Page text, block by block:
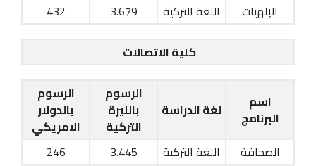
الإلهيات
اللغة التركية 3.679
432
كلية الاتصالات
اسم
البرنامج
لغة الدراسة
الرسوم
بالليرة
التركية
الرسوم
بالدولار
الامريكي
الصحافة
اللغة التركية 3.445
246